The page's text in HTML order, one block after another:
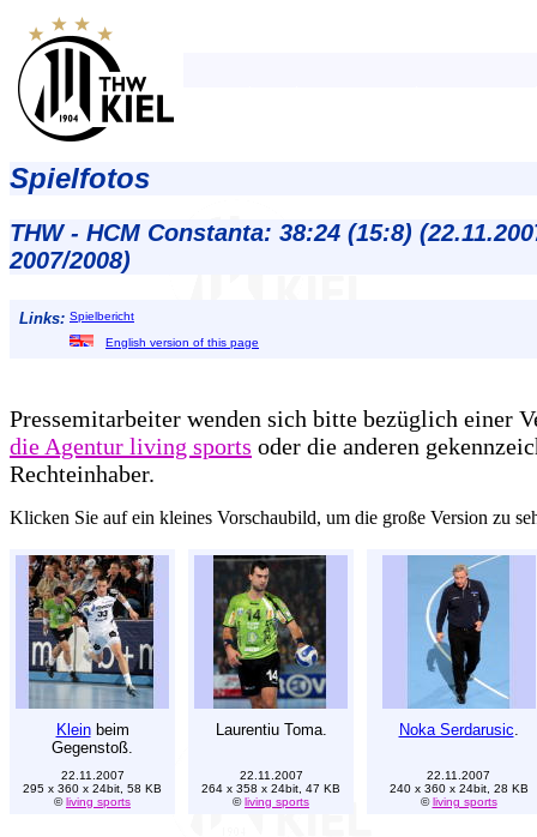
Spielfotos
THW - HCM Constanta: 38:24 (15:8)
2007/2008)
Links: Spielbericht
English version of this page
Pressemitarbeiter wenden sich bitte bezüglich einer
die Agentur living sports oder die anderen
Rechteinhaber.
Klicken Sie auf ein kleines Vorschaubild, um die große Version zu
Kleinbeim
Gegenstoß.
Laurentiu Toma. Noka Serdarusic.
22.11.2007
295 x 360 x 24bit, 58 KB
©living sports
22.11.2007
264 x 358 x 24bit, 47 KB
©living sports
22.11.2007
240 x 360 x 24bit, 28 KB
©living sports